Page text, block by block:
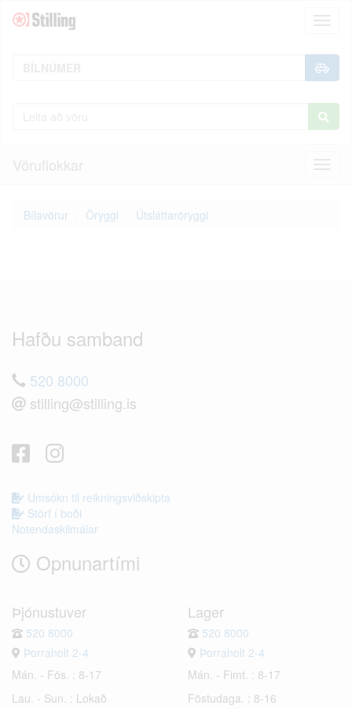
Vöruflokkar
Bílavörur Öryggi Útsláttaröryggi
Hafðu samband
520 8000
stilling@stilling.is
Umsókn til reikningsviðskipta
Störf í boði
Notendaskilmálar
Opnunartími
Þjónustuver
520 8000
Þorraholt 2-4
Mán. - Fös. : 8-17
Lau. - Sun. : Lokað
Lager
520 8000
Þorraholt 2-4
Mán. - Fimt. : 8-17
Föstudaga. : 8-16